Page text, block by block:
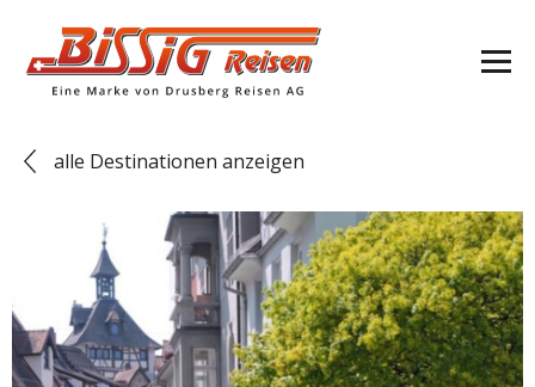
alle Destinationen anzeigen